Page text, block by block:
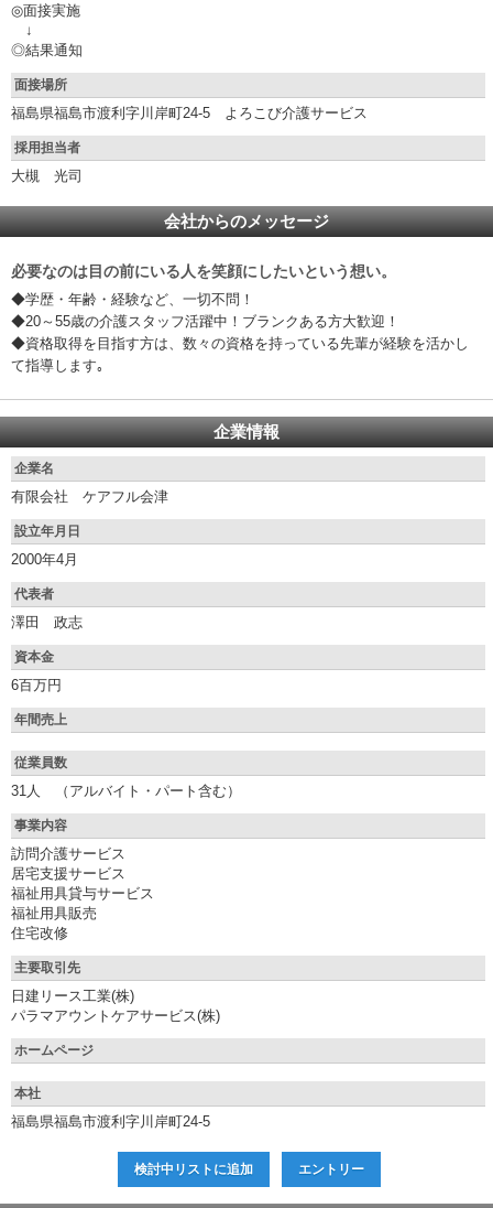
◎面接実施
↓
◎結果通知
面接場所
福島県福島市渡利字川岸町24-5 よろこび介護サービス
採用担当者
大槻 光司
会社からのメッセージ
必要なのは目の前にいる人を笑顔にしたいという想い。
◆学歴・年齢・経験など、一切不問！
◆20～55歳の介護スタッフ活躍中！ブランクある方大歓迎！
◆資格取得を目指す方は、数々の資格を持っている先輩が経験を活かし
て指導します｡
企業情報
企業名
有限会社 ケアフル会津
設立年月日
2000年4月
代表者
澤田 政志
資本金
6百万円
年間売上
従業員数
31人 （アルバイト・パート含む）
事業内容
訪問介護サービス
居宅支援サービス
福祉用具貸与サービス
福祉用具販売
住宅改修
主要取引先
日建リース工業(株)
パラマアウントケアサービス(株)
ホームページ
本社
福島県福島市渡利字川岸町24-5
検討中リストに追加 エントリー